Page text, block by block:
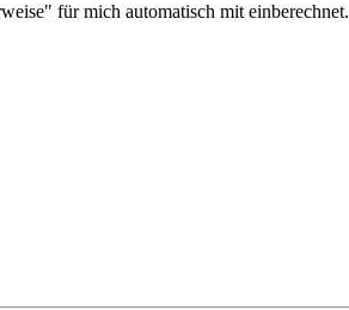
für mich automatisch mit einberechnet.